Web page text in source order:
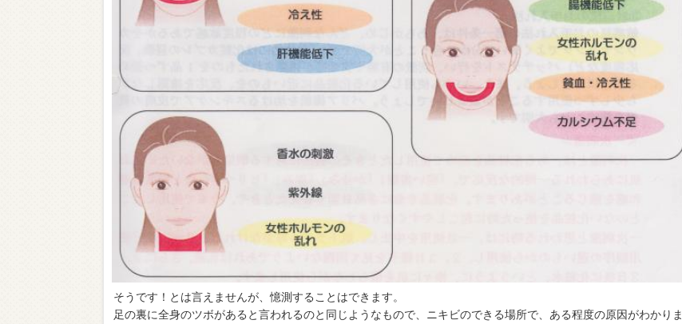
そうです！とは言えませんが、憶測することはできます。
足の裏に全身のツボがあると言われるのと同じようなもので、ニキビのできる場所で、ある程度の原因がわかりま